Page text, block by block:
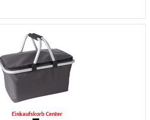
Einkaufskorb Center